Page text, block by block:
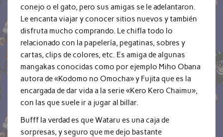
conejo o el gato, pero sus amigas se le adelantaron.
Le encanta viajar y conocer sitios nuevos y también
disfruta mucho comprando. Le chifla todo lo
relacionado con la papelería, pegatinas, sobres y
cartas, clips de colores, etc. Es amiga de algunas
mangakas conocidas como por ejemplo Miho Obana
autora de «Kodomo no Omocha» y Fujita que es la
encargada de dar vida a la serie «Kero Kero Chaimu»,
con las que suele ir a jugar al billar.
Bufff la verdad es que Wataru es una caja de
sorpresas, y seguro que me dejo bastante